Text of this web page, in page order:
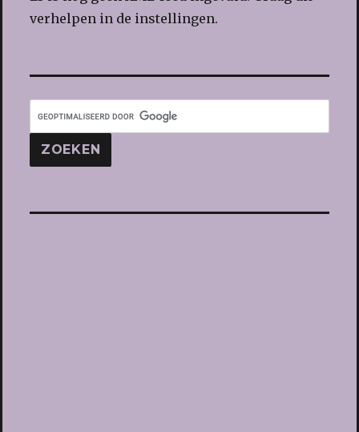
verhelpen in de instellingen.